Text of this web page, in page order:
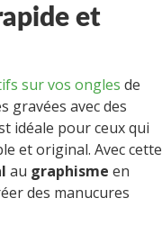
et
sur vos ongles de
gravées avec des
idéale pour ceux qui
et original. Avec cette
au graphisme en
des manucures